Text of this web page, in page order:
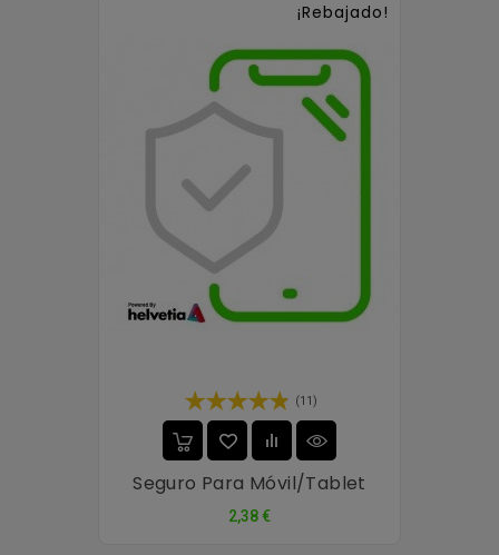
¡Rebajado!
(11)
Seguro Para Móvil/tablet
2,38 €Precio